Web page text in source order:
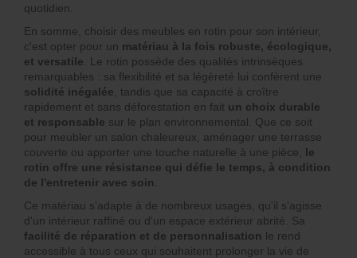
quotidien.
En somme, choisir des meubles en rotin pour son intérieur,
c'est opter pour un matériau à la fois robuste, écologique,
et versatile . Le rotin possède des qualités intrinsèques
remarquables : sa flexibilité et sa légèreté lui confèrent une
solidité inégalée , tandis que sa capacité à croître
rapidement et sans déforestation en fait un choix durable
et responsable sur le plan environnemental. Que ce soit
pour meubler un salon chaleureux, aménager une terrasse
couverte ou apporter une touche naturelle à une pièce, le
rotin offre une résistance qui défie le temps, à condition
de l'entretenir avec soin
Ce matériau s'adapte à de nombreux usages, qu'il s'agisse
d'un intérieur raffiné ou d'un espace extérieur abrité. Sa
facilité de réparation et de personnalisation le rend
accessible à tous ceux qui souhaitent prolonger la vie de